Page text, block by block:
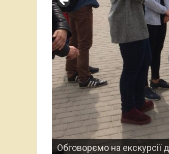
Студентка 2-го курсу